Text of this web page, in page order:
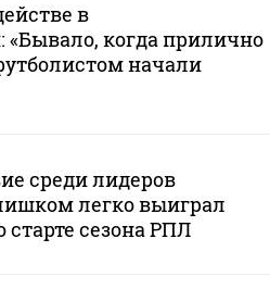
в
«Бывало, когда прилично
начали
среди лидеров
легко выиграл
сезона РПЛ